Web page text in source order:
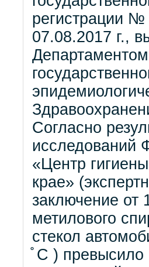
регистрации
07.08.2017 г.,
Согласно
исследований
«Центр
крае»
заключение от
метилового
стекол
̊ С ) превысило